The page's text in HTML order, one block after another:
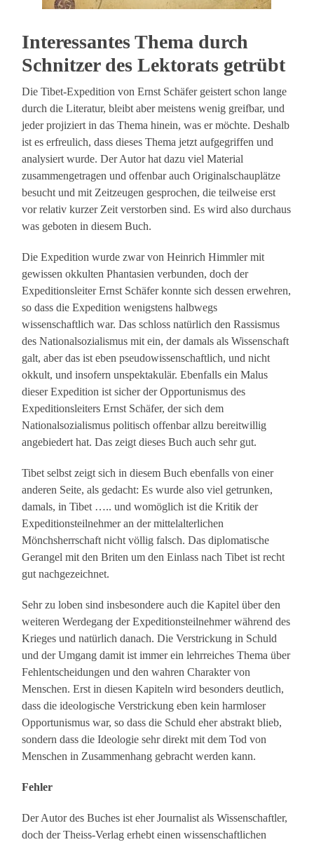
Interessantes Thema durch
Schnitzer des Lektorats getrübt
Die Tibet-Expedition von Ernst Schäfer geistert schon lange
durch die Literatur, bleibt aber meistens wenig greifbar, und
jeder projiziert in das Thema hinein, was er möchte. Deshalb
ist es erfreulich, dass dieses Thema jetzt aufgegriffen und
analysiert wurde. Der Autor hat dazu viel Material
zusammengetragen und offenbar auch Originalschauplätze
besucht und mit Zeitzeugen gesprochen, die teilweise erst
vor relativ kurzer Zeit verstorben sind. Es wird also durchaus
was geboten in diesem Buch.
Die Expedition wurde zwar von Heinrich Himmler mit
gewissen okkulten Phantasien verbunden, doch der
Expeditionsleiter Ernst Schäfer konnte sich dessen erwehren,
so dass die Expedition wenigstens halbwegs
wissenschaftlich war. Das schloss natürlich den Rassismus
des Nationalsozialismus mit ein, der damals als Wissenschaft
galt, aber das ist eben pseudowissenschaftlich, und nicht
okkult, und insofern unspektakulär. Ebenfalls ein Malus
dieser Expedition ist sicher der Opportunismus des
Expeditionsleiters Ernst Schäfer, der sich dem
Nationalsozialismus politisch offenbar allzu bereitwillig
angebiedert hat. Das zeigt dieses Buch auch sehr gut.
Tibet selbst zeigt sich in diesem Buch ebenfalls von einer
anderen Seite, als gedacht: Es wurde also viel getrunken,
damals, in Tibet ….. und womöglich ist die Kritik der
Expeditionsteilnehmer an der mittelalterlichen
Mönchsherrschaft nicht völlig falsch. Das diplomatische
Gerangel mit den Briten um den Einlass nach Tibet ist recht
gut nachgezeichnet.
Sehr zu loben sind insbesondere auch die Kapitel über den
weiteren Werdegang der Expeditionsteilnehmer während des
Krieges und natürlich danach. Die Verstrickung in Schuld
und der Umgang damit ist immer ein lehrreiches Thema über
Fehlentscheidungen und den wahren Charakter von
Menschen. Erst in diesen Kapiteln wird besonders deutlich,
dass die ideologische Verstrickung eben kein harmloser
Opportunismus war, so dass die Schuld eher abstrakt blieb,
sondern dass die Ideologie sehr direkt mit dem Tod von
Menschen in Zusammenhang gebracht werden kann.
Fehler
Der Autor des Buches ist eher Journalist als Wissenschaftler,
doch der Theiss-Verlag erhebt einen wissenschaftlichen